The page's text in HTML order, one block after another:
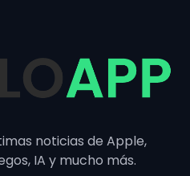
noticias de Apple,
IA y mucho más.